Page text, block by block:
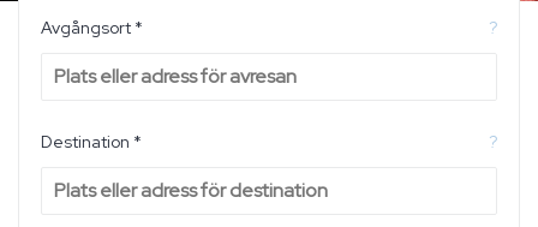
Avgångsort * ?
Destination * ?